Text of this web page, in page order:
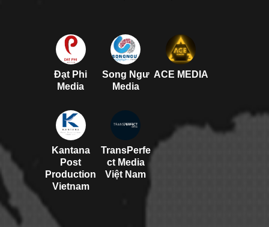
Đạt Phi
Media
Song Ngư
Media
ACE MEDIA
Kantana
Post
Production
Vietnam
TransPerfe
ct Media
Việt Nam